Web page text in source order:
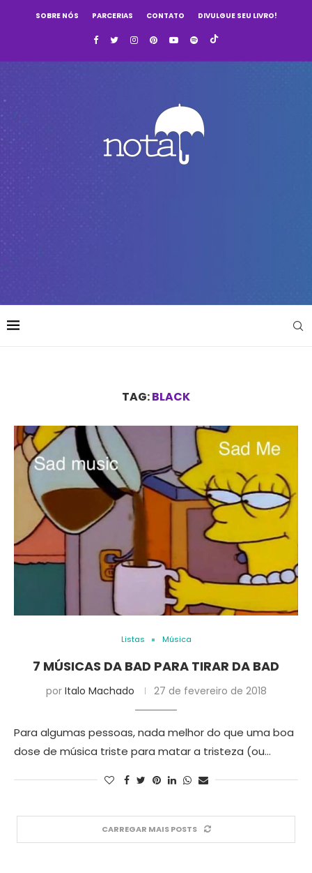
SOBRE NÓS PARCERIAS CONTATO DIVULGUE SEU LIVRO!
TAG:BLACK
Listas Música
7 MÚSICAS DA BAD PARA TIRAR DA BAD
por Italo Machado 27 de fevereiro de 2018
Para algumas pessoas, nada melhor do que uma boa
dose de música triste para matar a tristeza (ou…
CARREGAR MAIS POSTS